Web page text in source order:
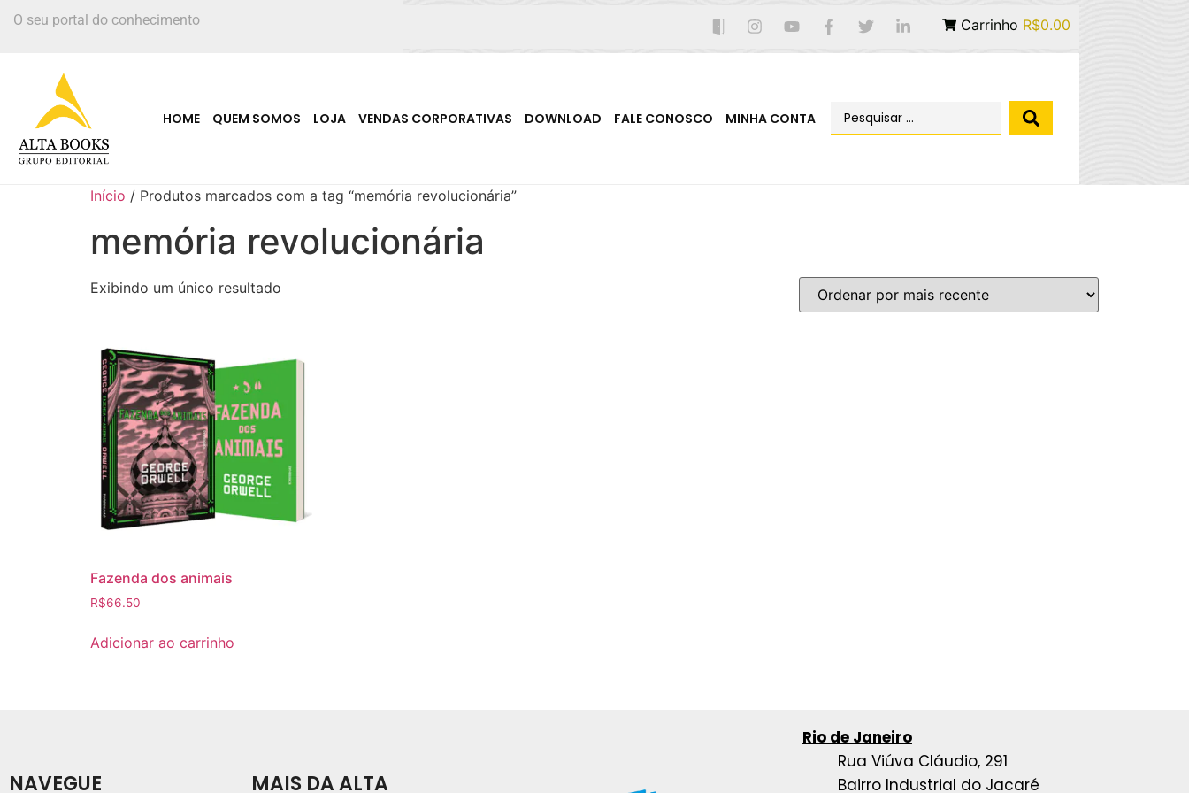
O seu portal do conhecimento Carrinho R$0.00
HOME QUEM SOMOS LOJA VENDAS CORPORATIVAS DOWNLOAD FALE CONOSCO MINHA CONTA
Início / Produtos marcados com a tag “memória revolucionária”
memória revolucionária
Exibindo um único resultado
Fazenda dos animais
R$66.50
Adicionar ao carrinho
NAVEGUE MAIS DA ALTA
Rio de Janeiro
Rua Viúva Cláudio, 291
Bairro Industrial do Jacaré